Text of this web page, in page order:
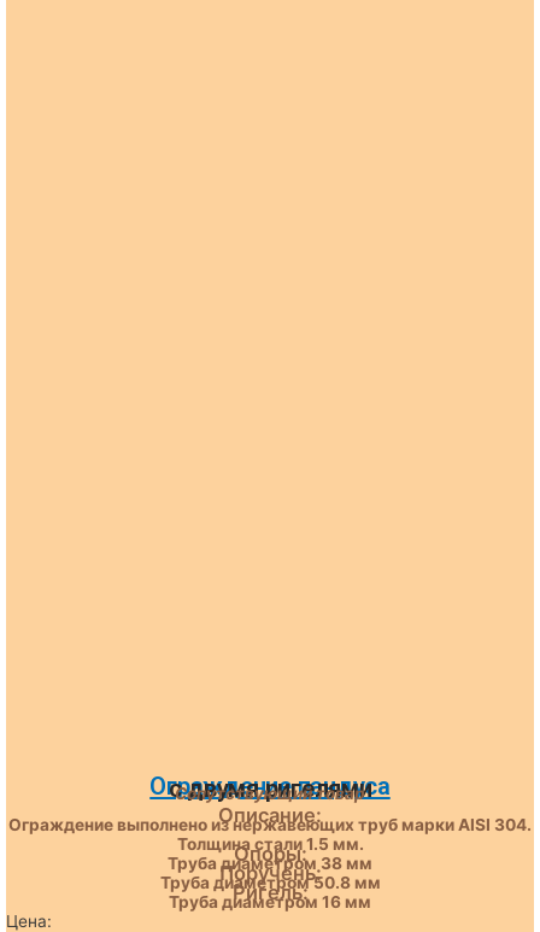
Ограждение пандуса
с двумя ригелями
Сопутствующий товар
Описание:
Ограждение выполнено из нержавеющих труб марки AISI 304.
Толщина стали 1.5 мм.
Опоры:
Труба диаметром 38 мм
Поручень:
Труба диаметром 50.8 мм
Ригель:
Труба диаметром 16 мм
Цена: